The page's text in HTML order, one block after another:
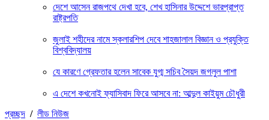
দেশে আসেন রাজপথে দেখা হবে, শেখ হাসিনার উদ্দেশে ভারপ্রাপ্ত
রাষ্ট্রপতি
জুলাই শহীদের নামে স্কলারশিপ দেবে শাহজালাল বিজ্ঞান ও প্রযুক্তি
বিশ্ববিদ্যালয়
যে কারণে গ্রেফতার হলেন সাবেক যুগ্ম সচিব সৈয়দ জগলুল পাশা
এ দেশে কখনোই ফ্যাসিবাদ ফিরে আসবে না: আব্দুল কাইয়ুম চৌধুরী
প্রচ্ছদ / লীড নিউজ